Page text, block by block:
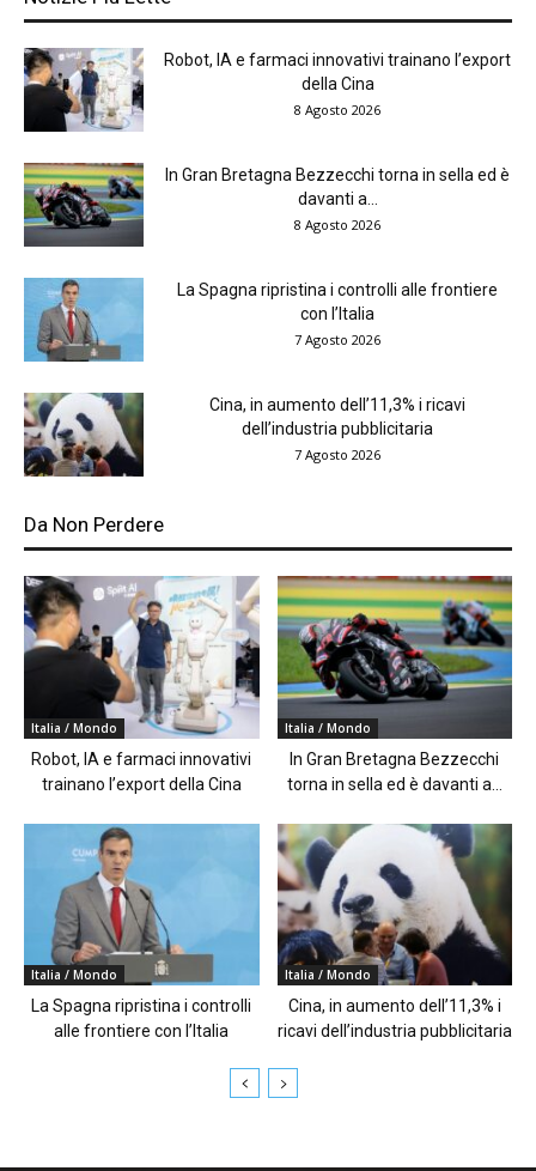
Robot, IA e farmaci innovativi trainano l’export
della Cina
8 Agosto 2026
In Gran Bretagna Bezzecchi torna in sella ed è
davanti a...
8 Agosto 2026
La Spagna ripristina i controlli alle frontiere
con l’Italia
7 Agosto 2026
Cina, in aumento dell’11,3% i ricavi
dell’industria pubblicitaria
7 Agosto 2026
Da Non Perdere
Italia / Mondo
Robot, IA e farmaci innovativi
trainano l’export della Cina
Italia / Mondo
In Gran Bretagna Bezzecchi
torna in sella ed è davanti a...
Italia / Mondo
La Spagna ripristina i controlli
alle frontiere con l’Italia
Italia / Mondo
Cina, in aumento dell’11,3% i
ricavi dell’industria pubblicitaria